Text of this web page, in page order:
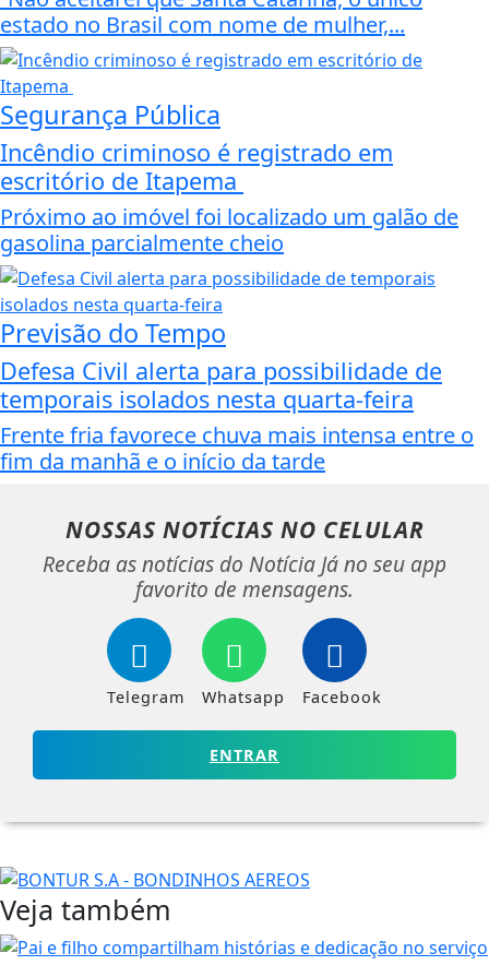
estado no Brasil com nome de mulher,...
Segurança Pública
Incêndio criminoso é registrado em
escritório de Itapema
Próximo ao imóvel foi localizado um galão de
gasolina parcialmente cheio
Previsão do Tempo
Defesa Civil alerta para possibilidade de
temporais isolados nesta quarta-feira
Frente fria favorece chuva mais intensa entre o
fim da manhã e o início da tarde
NOSSAS NOTÍCIAS NO CELULAR
Receba as notícias do Notícia Já no seu app
favorito de mensagens.
Telegram Whatsapp Facebook
ENTRAR
Veja também